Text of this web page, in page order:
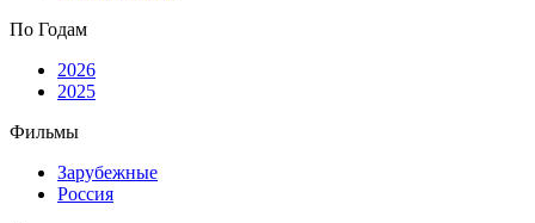
По Годам
2026
2025
Фильмы
Зарубежные
Россия